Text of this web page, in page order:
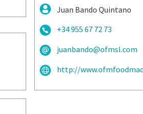
Juan Bando Quintano
+34 955 67 72 73
juanbando@ofmsl.com
http://